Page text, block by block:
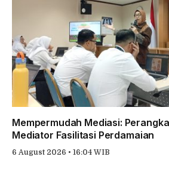
Mempermudah Mediasi:
Mediator Fasilitasi Perdamaian
6 August 2026 • 16:04 WIB